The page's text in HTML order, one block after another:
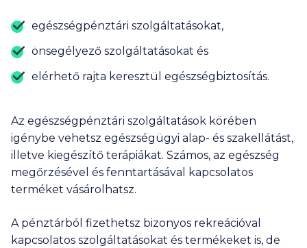
egészségpénztári szolgáltatásokat,
önsegélyező szolgáltatásokat és
elérhető rajta keresztül egészségbiztosítás.
Az egészségpénztári szolgáltatások körében
igénybe vehetsz egészségügyi alap- és szakellátást,
illetve kiegészítő terápiákat. Számos, az egészség
megőrzésével és fenntartásával kapcsolatos
terméket vásárolhatsz.
A pénztárból fizethetsz bizonyos rekreációval
kapcsolatos szolgáltatásokat és termékeket is, de